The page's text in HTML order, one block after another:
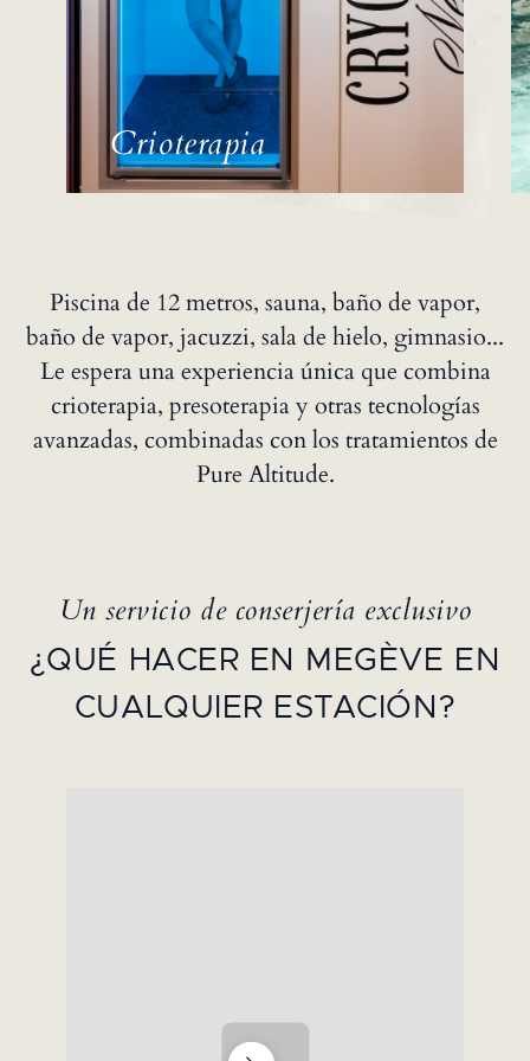
Piscina de 12 metros, sauna, baño de vapor,
baño de vapor, jacuzzi, sala de hielo, gimnasio...
Le espera una experiencia única que combina
crioterapia, presoterapia y otras tecnologías
avanzadas, combinadas con los tratamientos de
Pure Altitude.
Crioterapia
Un servicio de conserjería exclusivo
¿QUÉ HACER EN MEGÈVE EN
CUALQUIER ESTACIÓN?